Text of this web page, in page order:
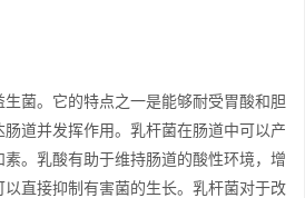
菌。它的特点之一是能够耐受胃酸和胆
道并发挥作用。乳杆菌在肠道中可以产
。乳酸有助于维持肠道的酸性环境，增
直接抑制有害菌的生长。乳杆菌对于改